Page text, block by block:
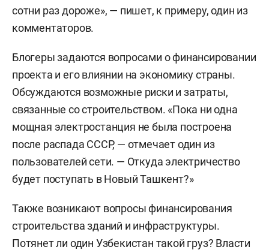
сотни раз дороже», — пишет, к примеру, один из
комментаторов.
Блогеры задаются вопросами о финансировании
проекта и его влиянии на экономику страны.
Обсуждаются возможные риски и затраты,
связанные со строительством. «Пока ни одна
мощная электростанция не была построена
после распада СССР, — отмечает один из
пользователей сети. — Откуда электричество
будет поступать в Новый Ташкент?»
Также возникают вопросы финансирования
строительства зданий и инфраструктуры.
Потянет ли один Узбекистан такой груз? Власти